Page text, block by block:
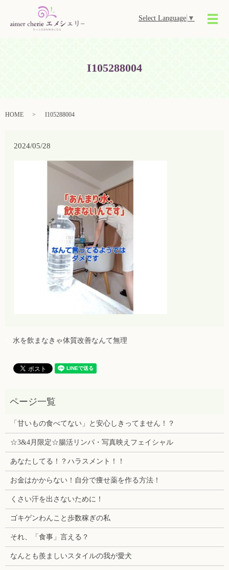
Select Language ▼
メ
I105288004
HOME I105288004
2024/05/28
水を飲まなきゃ体質改善なんて無理
「甘いもの食べてない」と安心しきってません！？
☆3&4月限定☆腸活リンパ・写真映えフェイシャル
あなたしてる！？ハラスメント！！
お金はかからない！自分で痩せ薬を作る方法！
くさい汗を出さないために！
ゴキゲンわんこと歩数稼ぎの私
それ、「食事」言える？
なんとも羨ましいスタイルの我が愛犬